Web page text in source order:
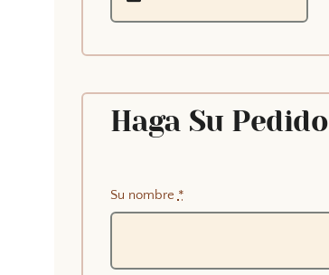
Haga Su Pedido
Su nombre *